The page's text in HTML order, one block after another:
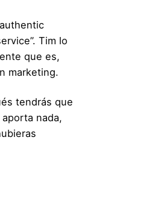
Tim lo
que es,
marketing.
tendrás que
nada,